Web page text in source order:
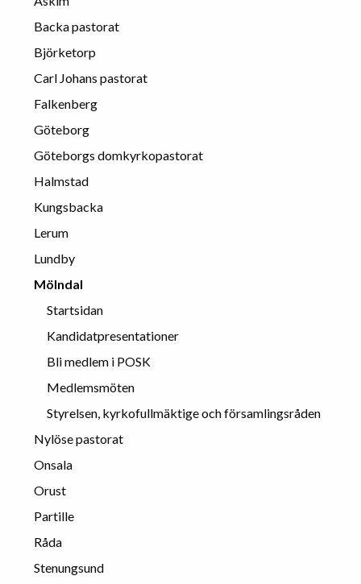
Backa pastorat
Björketorp
Carl Johans pastorat
Falkenberg
Göteborg
Göteborgs domkyrkopastorat
Halmstad
Kungsbacka
Lerum
Lundby
Mölndal
Startsidan
Kandidatpresentationer
Bli medlem i POSK
Medlemsmöten
Styrelsen, kyrkofullmäktige och församlingsråden
Nylöse pastorat
Onsala
Orust
Partille
Råda
Stenungsund